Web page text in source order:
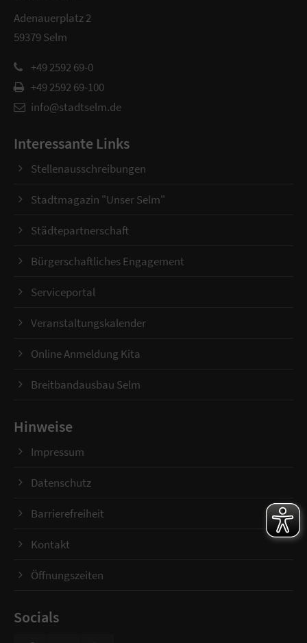
Adenauerplatz 2
59379 Selm
+49 2592 69-0
+49 2592 69-100
info@stadtselm.de
Interessante Links
Stellenausschreibungen
Stadtmagazin "Unser Selm"
Städtepartnerschaft
Bürgerschaftliches Engagement
Serviceportal
Veranstaltungskalender
Online Anmeldung Kita
Breitbandausbau Selm
Hinweise
Impressum
Datenschutz
Barrierefreiheit
Kontakt
Öffnungszeiten
Socials